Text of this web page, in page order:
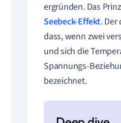
ergründen. Das
Seebeck-Effekt. Der
dass, wenn zwei
und sich die
Spannungs-
bezeichnet.